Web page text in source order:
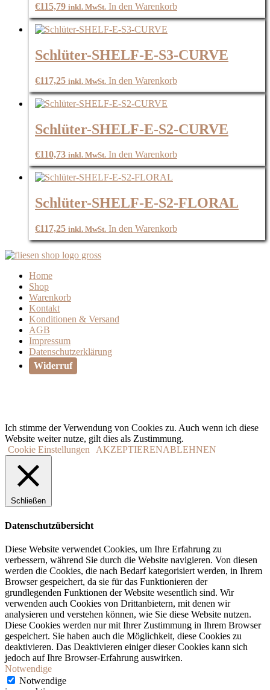
€115,79 inkl. MwSt. In den Warenkorb
Schlüter-SHELF-E-S3-CURVE
€117,25 inkl. MwSt. In den Warenkorb
Schlüter-SHELF-E-S2-CURVE
€110,73 inkl. MwSt. In den Warenkorb
Schlüter-SHELF-E-S2-FLORAL
€117,25 inkl. MwSt. In den Warenkorb
Home
Shop
Warenkorb
Kontakt
Konditionen & Versand
AGB
Impressum
Datenschutzerklärung
Widerruf
Ich stimme der Verwendung von Cookies zu. Auch wenn ich diese
Website weiter nutze, gilt dies als Zustimmung.
Cookie Einstellungen
AKZEPTIERENABLEHNEN
Schließen
Datenschutzübersicht
Diese Website verwendet Cookies, um Ihre Erfahrung zu
verbessern, während Sie durch die Website navigieren. Von diesen
werden die Cookies, die nach Bedarf kategorisiert werden, in Ihrem
Browser gespeichert, da sie für das Funktionieren der
grundlegenden Funktionen der Website wesentlich sind. Wir
verwenden auch Cookies von Drittanbietern, mit denen wir
analysieren und verstehen können, wie Sie diese Website nutzen.
Diese Cookies werden nur mit Ihrer Zustimmung in Ihrem Browser
gespeichert. Sie haben auch die Möglichkeit, diese Cookies zu
deaktivieren. Das Deaktivieren einiger dieser Cookies kann sich
jedoch auf Ihre Browser-Erfahrung auswirken.
Notwendige
Notwendige